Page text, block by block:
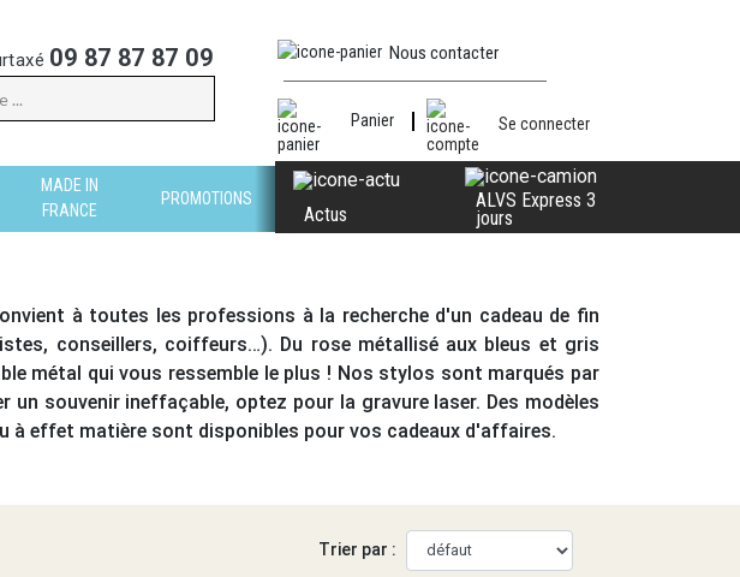
09 87 87 87 09 Nous contacter
Panier Se connecter
MADE IN
FRANCE
PROMOTIONS
Actus
ALVS Express 3
jours
à toutes les professions à la recherche d'un cadeau de fin
conseillers, coiffeurs…). Du rose métallisé aux bleus et gris
métal qui vous ressemble le plus ! Nos stylos sont marqués par
souvenir ineffaçable, optez pour la gravure laser. Des modèles
à effet matière sont disponibles pour vos cadeaux d'affaires.
Trier par :